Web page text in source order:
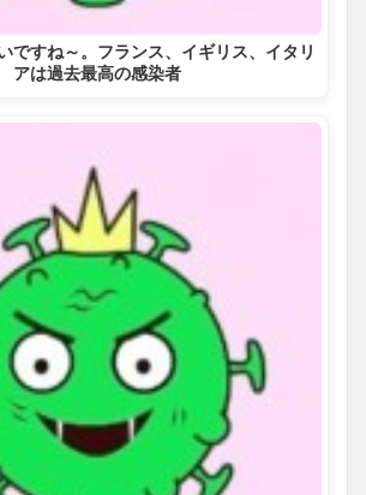
ですね～。フランス、イギリス、イタリ
アは過去最高の感染者